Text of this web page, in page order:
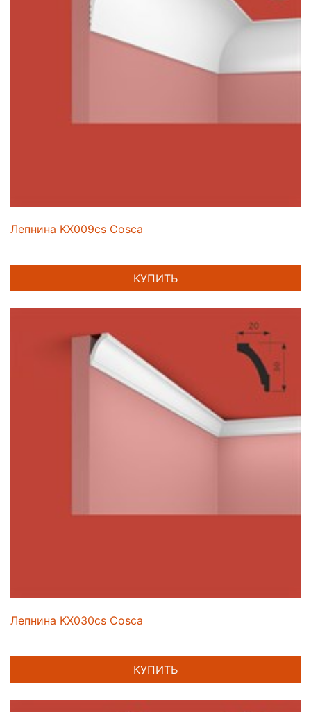
Лепнина KX009cs Cosca
КУПИТЬ
Лепнина KX030cs Cosca
КУПИТЬ